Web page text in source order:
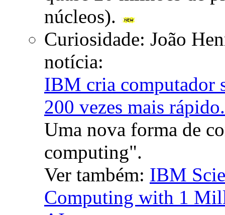
núcleos).
Curiosidade: João
notícia:
IBM cria computador
200 vezes mais rápido.
Uma nova forma de
computing".
Ver também: IBM
Computing with 1